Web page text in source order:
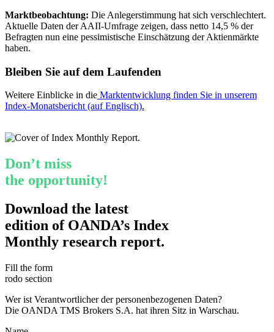
Marktbeobachtung: Die Anlegerstimmung hat sich verschlechtert.
Aktuelle Daten der AAII-Umfrage zeigen, dass netto 14,5 % der
Befragten nun eine pessimistische Einschätzung der Aktienmärkte
haben.
Bleiben Sie auf dem Laufenden
Weitere Einblicke in die Marktentwicklung finden Sie in unserem
Index-Monatsbericht (auf Englisch).
Don’t miss
the opportunity!
Download the latest
edition of OANDA’s Index
Monthly research report.
Fill the form
rodo section
Wer ist Verantwortlicher der personenbezogenen Daten?
Die OANDA TMS Brokers S.A. hat ihren Sitz in Warschau.